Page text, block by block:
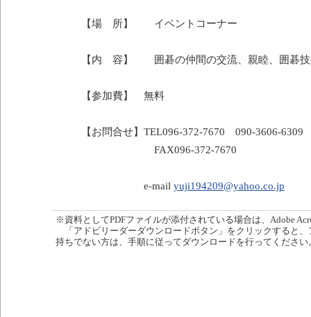
【場 所】 イベントコーナー
【内 容】 囲碁の仲間の交流、親睦、囲碁技
【参加費】 無料
【お問合せ】TEL096-372-7670 090-3606-
FAX096-372-7670
e-mail yuji194209@yahoo.co.jp
※資料としてPDFファイルが添付されている場合は、Adobe
「アドビリーダーダウンロードボタン」をクリックすると
持ちでない方は、手順に従ってダウンロードを行ってください